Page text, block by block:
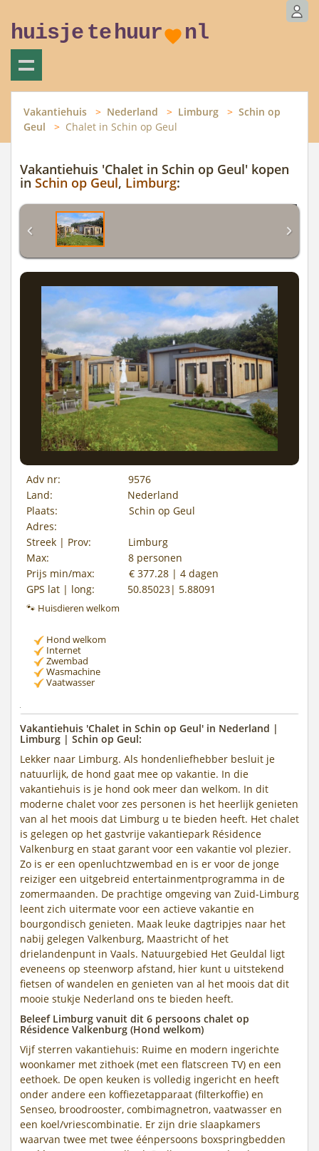
huisje tehuur nl
Vakantiehuis Nederland Limburg
Schin op
Geul
Chalet in Schin op Geul
Vakantiehuis 'Chalet in Schin op Geul' kopen
in Schin op Geul, Limburg:
Adv nr:
9576
Land:
Nederland
Plaats:
Schin op Geul
Adres:
Streek | Prov:
Limburg
Max:
8 personen
Prijs min/max:
€ 377.28 | 4 dagen
GPS lat | long:
50.85023| 5.88091
🐾 Huisdieren welkom
Hond welkom
Internet
Zwembad
Wasmachine
Vaatwasser
Vakantiehuis 'Chalet in Schin op Geul' in Nederland |
Limburg | Schin op Geul:
Lekker naar Limburg. Als hondenliefhebber besluit je
natuurlijk, de hond gaat mee op vakantie. In die
vakantiehuis is je hond ook meer dan welkom. In dit
moderne chalet voor zes personen is het heerlijk genieten
van al het moois dat Limburg u te bieden heeft. Het chalet
is gelegen op het gastvrije vakantiepark Résidence
Valkenburg en staat garant voor een vakantie vol plezier.
Zo is er een openluchtzwembad en is er voor de jonge
reiziger een uitgebreid entertainmentprogramma in de
zomermaanden. De prachtige omgeving van Zuid-Limburg
leent zich uitermate voor een actieve vakantie en
bourgondisch genieten. Maak leuke dagtripjes naar het
nabij gelegen Valkenburg, Maastricht of het
drielandenpunt in Vaals. Natuurgebied Het Geuldal ligt
eveneens op steenworp afstand, hier kunt u uitstekend
fietsen of wandelen en genieten van al het moois dat dit
mooie stukje Nederland ons te bieden heeft.
Beleef Limburg vanuit dit 6 persoons chalet op
Résidence Valkenburg (Hond welkom)
Vijf sterren vakantiehuis: Ruime en modern ingerichte
woonkamer met zithoek (met een flatscreen TV) en een
eethoek. De open keuken is volledig ingericht en heeft
onder andere een koffiezetapparaat (filterkoffie) en
Senseo, broodrooster, combimagnetron, vaatwasser en
een koel/vriescombinatie. Er zijn drie slaapkamers
waarvan twee met twee éénpersoons boxspringbedden